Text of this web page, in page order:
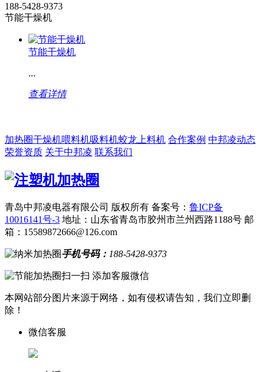
188-5428-9373
节能干燥机
节能干燥机
...
查看详情
加热圈干燥机喂料机吸料机蛟龙上料机 合作案例 中邦凌动态
荣誉资质 关于中邦凌 联系我们
青岛中邦凌电器有限公司 版权所有 备案号： 鲁ICP备
10016141号-3 地址：山东省青岛市胶州市兰州西路1188号 邮
箱：15589872666@126.com
手机号码： 188-5428-9373
扫一扫 添加客服微信
本网站部分图片来源于网络，如有侵权请告知，我们立即删
除！
微信客服